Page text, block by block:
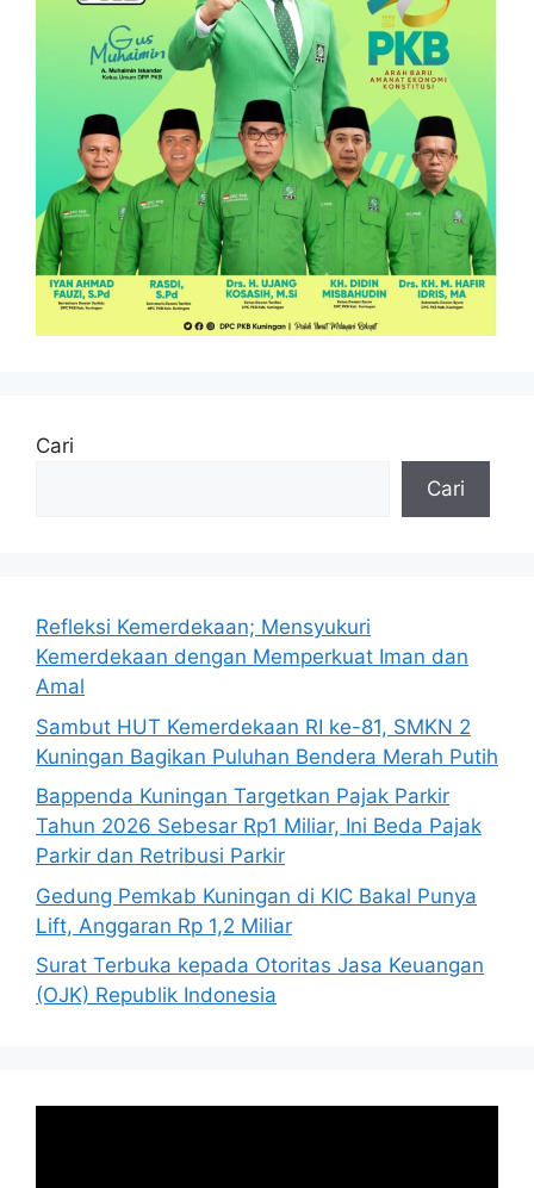
Cari
Cari
Refleksi Kemerdekaan; Mensyukuri
Kemerdekaan dengan Memperkuat Iman dan
Amal
Sambut HUT Kemerdekaan RI ke-81, SMKN 2
Kuningan Bagikan Puluhan Bendera Merah Putih
Bappenda Kuningan Targetkan Pajak Parkir
Tahun 2026 Sebesar Rp1 Miliar, Ini Beda Pajak
Parkir dan Retribusi Parkir
Gedung Pemkab Kuningan di KIC Bakal Punya
Lift, Anggaran Rp 1,2 Miliar
Surat Terbuka kepada Otoritas Jasa Keuangan
(OJK) Republik Indonesia